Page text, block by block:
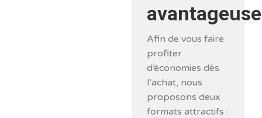
Afin de vous faire
profiter
d’économies dès
l’achat, nous
proposons deux
formats attractifs :